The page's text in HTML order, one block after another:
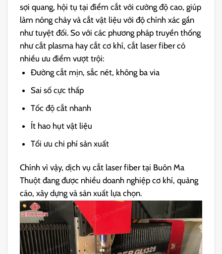
sợi quang, hội tụ tại điểm cắt với cường độ cao, giúp
làm nóng chảy và cắt vật liệu với độ chính xác gần
như tuyệt đối. So với các phương pháp truyền thống
như cắt plasma hay cắt cơ khí, cắt laser fiber có
nhiều ưu điểm vượt trội:
Đường cắt mịn, sắc nét, không ba via
Sai số cực thấp
Tốc độ cắt nhanh
Ít hao hụt vật liệu
Tối ưu chi phí sản xuất
Chính vì vậy, dịch vụ cắt laser fiber tại Buôn Ma
Thuột đang được nhiều doanh nghiệp cơ khí, quảng
cáo, xây dựng và sản xuất lựa chọn.